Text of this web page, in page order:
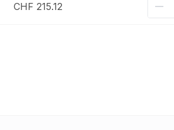
CHF 215.12